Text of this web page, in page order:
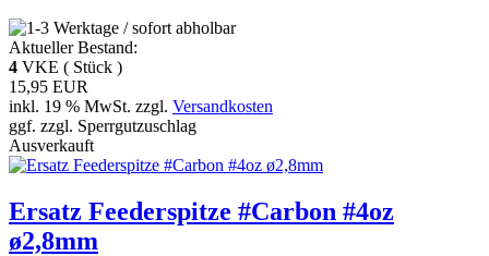
Aktueller Bestand:
4 VKE ( Stück )
15,95 EUR
inkl. 19 % MwSt. zzgl. Versandkosten
ggf. zzgl. Sperrgutzuschlag
Ausverkauft
Ersatz Feederspitze #Carbon #4oz
ø2,8mm